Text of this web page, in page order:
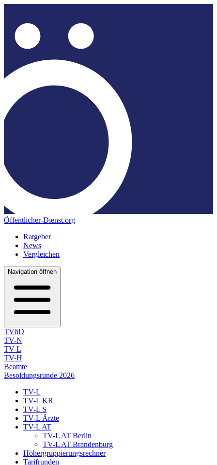
Öffentlicher-Dienst.org
Ratgeber
News
Vergleichen
Navigation öffnen
TVöD
TV-N
TV-L
TV-H
Beamte
Besoldungsrunde 2026
TV-L
TV-L KR
TV-L S
TV-L Ärzte
TV-L AT
TV-L AT Berlin
TV-L AT Brandenburg
Höhergruppierungsrechner
Tarifrunden